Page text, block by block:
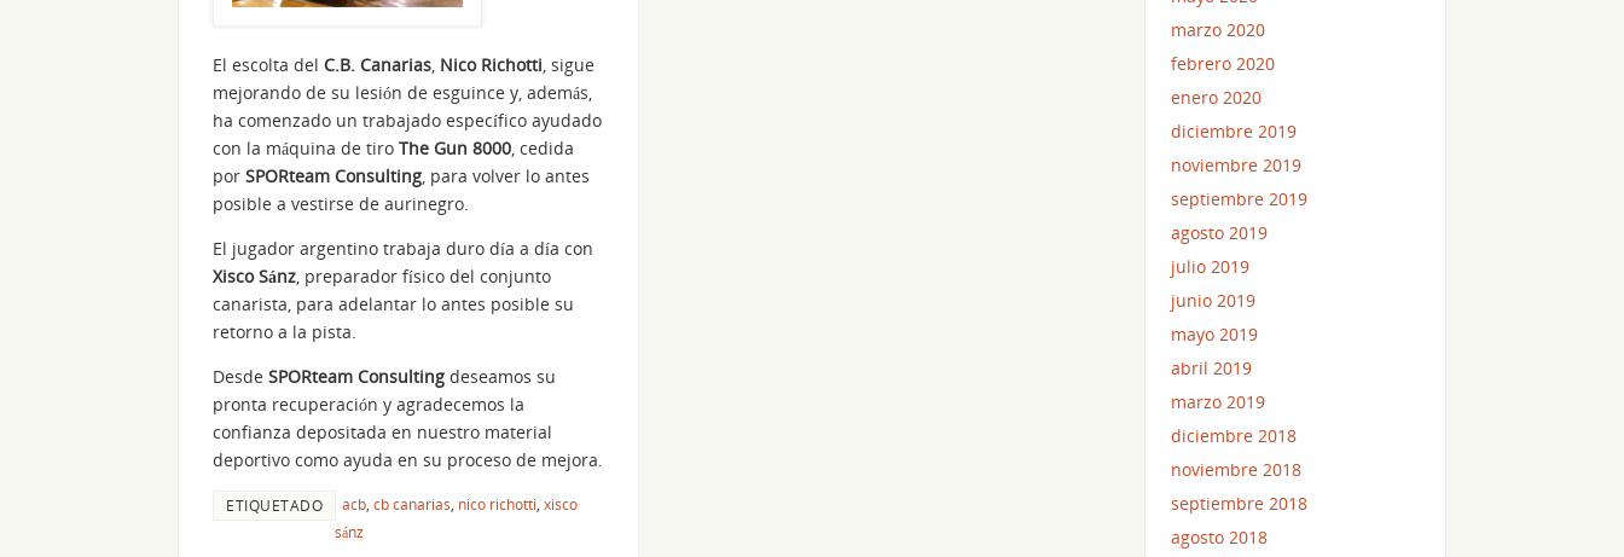
El escolta del C.B. Canarias, Nico Richotti, sigue
mejorando de su lesión de esguince y, además,
ha comenzado un trabajado específico ayudado
con la máquina de tiro The Gun 8000, cedida
por SPORteam Consulting, para volver lo antes
posible a vestirse de aurinegro.
El jugador argentino trabaja duro día a día con
Xisco Sánz, preparador físico del conjunto
canarista, para adelantar lo antes posible su
retorno a la pista.
Desde SPORteam Consulting deseamos su
pronta recuperación y agradecemos la
confianza depositada en nuestro material
deportivo como ayuda en su proceso de mejora.
ETIQUETADO acb cb canarias nico richotti xisco
sánz
marzo 2020
febrero 2020
enero 2020
diciembre 2019
noviembre 2019
septiembre 2019
agosto 2019
julio 2019
junio 2019
mayo 2019
abril 2019
marzo 2019
diciembre 2018
noviembre 2018
septiembre 2018
agosto 2018